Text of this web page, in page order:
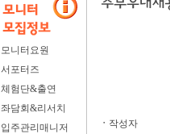
모니터요원
서포터즈
체험단&출연
좌담회&리서치
입주관리매니저
ㆍ 작성자